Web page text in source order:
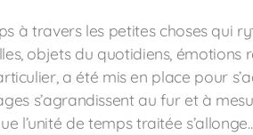
à travers les petites choses qui
objets du quotidiens, émotions
a été mis en place pour
s’agrandissent au fur et à
l’unité de temps traitée s’allonge...